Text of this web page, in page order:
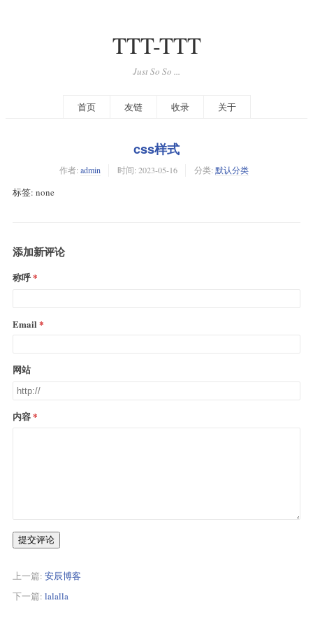
TTT-TTT
Just So So ...
首页 友链 收录 关于
css样式
作者: admin 时间: 2023-05-16 分类: 默认分类
标签: none
添加新评论
称呼
Email
网站
内容
提交评论
上一篇: 安辰博客
下一篇: lalalla